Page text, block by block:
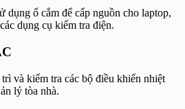
dụng ổ cắm để cấp nguồn cho laptop,
dụng cụ kiểm tra điện.
và kiểm tra các bộ điều khiển nhiệt
lý tòa nhà.